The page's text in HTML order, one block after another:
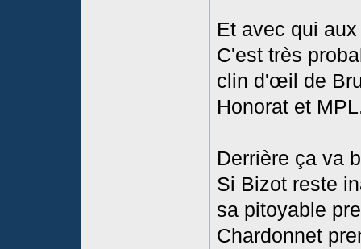
Et avec qui
C'est très
clin d'œil de
Honorat et
Derrière ça va
Si Bizot reste
sa pitoyable
Chardonnet